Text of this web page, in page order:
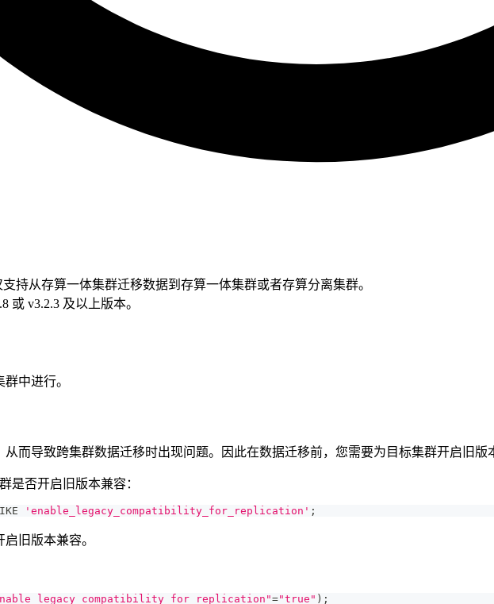
持从存算一体集群迁移数据到存算一体集群或者存算分离集群。
或 v3.2.3 及以上版本。
中进行。
而导致跨集群数据迁移时出现问题。因此在数据迁移前，您需要为目标集群开启旧
是否开启旧版本兼容：
'enable_legacy_compatibility_for_replication' ;
旧版本兼容。
="true" ) ;